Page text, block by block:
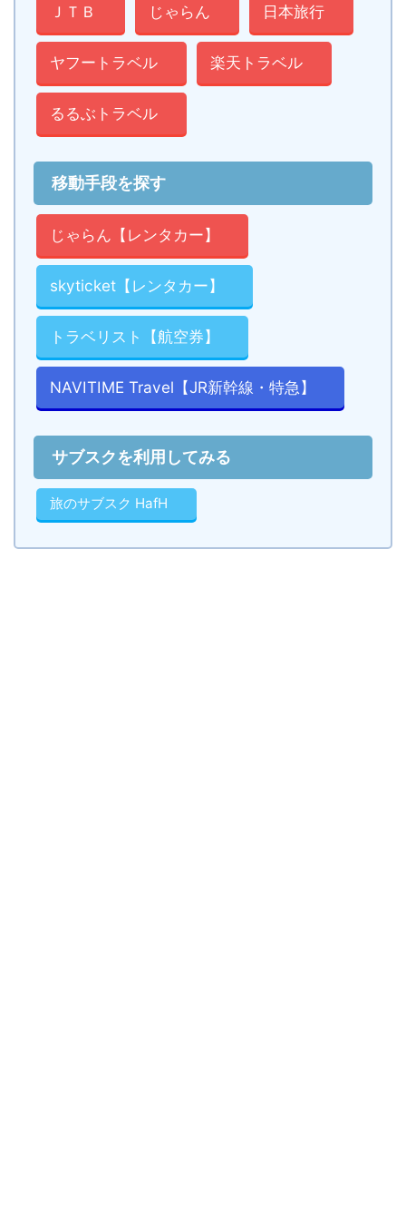
ＪＴＢ じゃらん 日本旅行
ヤフートラベル 楽天トラベル
るるぶトラベル
移動手段を探す
じゃらん【レンタカー】
skyticket【レンタカー】
トラベリスト【航空券】
NAVITIME Travel【JR新幹線・特急】
サブスクを利用してみる
旅のサブスク HafH